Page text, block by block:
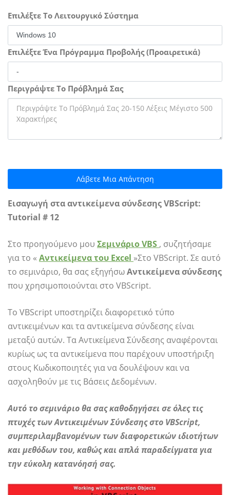
Επιλέξτε Το Λειτουργικό Σύστημα
Επιλέξτε Ένα Πρόγραμμα Προβολής (Προαιρετικά)
Περιγράψτε Το Πρόβλημά Σας
Λάβετε Μια Απάντηση
Εισαγωγή στα αντικείμενα σύνδεσης VBScript:
Tutorial # 12
Στο προηγούμενο μου Σεμινάριο VBS , συζητήσαμε
για το « Αντικείμενα του Excel »Στο VBScript. Σε αυτό
το σεμινάριο, θα σας εξηγήσωΑντικείμενα σύνδεσης
που χρησιμοποιούνται στο VBScript.
Το VBScript υποστηρίζει διαφορετικό τύπο
αντικειμένων και τα αντικείμενα σύνδεσης είναι
μεταξύ αυτών. Τα Αντικείμενα Σύνδεσης αναφέρονται
κυρίως ως τα αντικείμενα που παρέχουν υποστήριξη
στους Κωδικοποιητές για να δουλέψουν και να
ασχοληθούν με τις Βάσεις Δεδομένων.
Αυτό το σεμινάριο θα σας καθοδηγήσει σε όλες τις
πτυχές των Αντικειμένων Σύνδεσης στο VBScript,
συμπεριλαμβανομένων των διαφορετικών ιδιοτήτων
και μεθόδων του, καθώς και απλά παραδείγματα για
την εύκολη κατανόησή σας.